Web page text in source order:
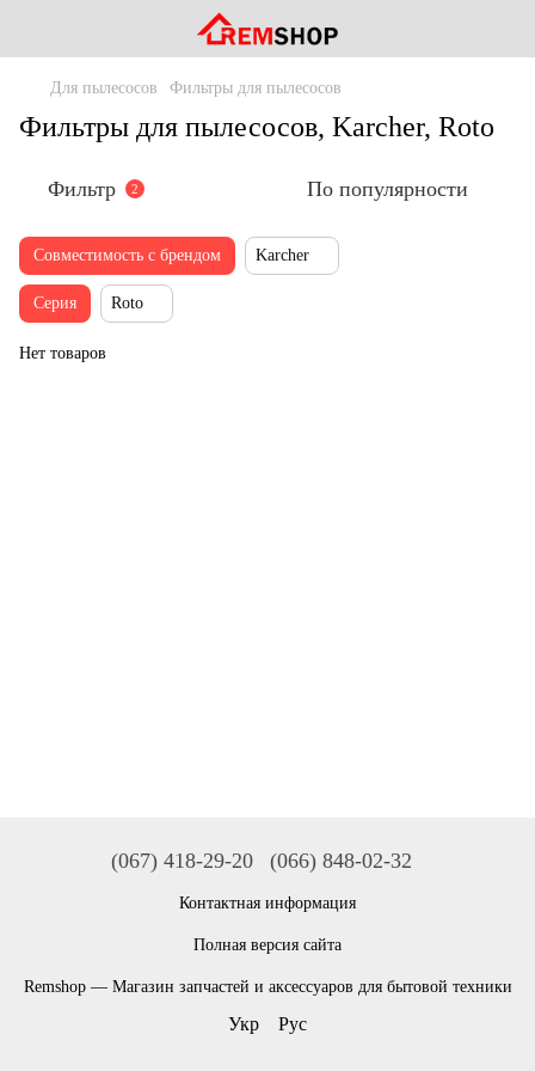
Для пылесосов Фильтры для пылесосов
Фильтры для пылесосов, Karcher, Roto
Фильтр 2 По популярности
Совместимость с брендом Karcher
Серия Roto
Нет товаров
(067) 418-29-20 (066) 848-02-32
Контактная информация
Полная версия сайта
Remshop — Магазин запчастей и аксессуаров для бытовой техники
Укр Рус